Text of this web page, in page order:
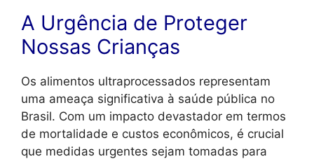
A Urgência de Proteger
Nossas Crianças
Os alimentos ultraprocessados representam
uma ameaça significativa à saúde pública no
Brasil. Com um impacto devastador em termos
de mortalidade e custos econômicos, é crucial
que medidas urgentes sejam tomadas para